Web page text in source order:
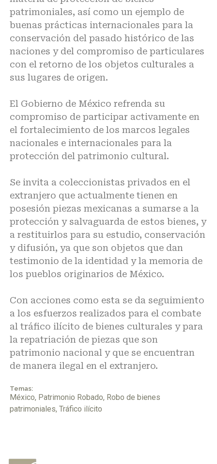
patrimoniales, así como un ejemplo de
buenas prácticas internacionales para la
conservación del pasado histórico de las
naciones y del compromiso de particulares
con el retorno de los objetos culturales a
sus lugares de origen.
El Gobierno de México refrenda su
compromiso de participar activamente en
el fortalecimiento de los marcos legales
nacionales e internacionales para la
protección del patrimonio cultural.
Se invita a coleccionistas privados en el
extranjero que actualmente tienen en
posesión piezas mexicanas a sumarse a la
protección y salvaguarda de estos bienes, y
a restituirlos para su estudio, conservación
y difusión, ya que son objetos que dan
testimonio de la identidad y la memoria de
los pueblos originarios de México.
Con acciones como esta se da seguimiento
a los esfuerzos realizados para el combate
al tráfico ilícito de bienes culturales y para
la repatriación de piezas que son
patrimonio nacional y que se encuentran
de manera ilegal en el extranjero.
Temas:
México, Patrimonio Robado, Robo de bienes
patrimoniales, Tráfico ilícito